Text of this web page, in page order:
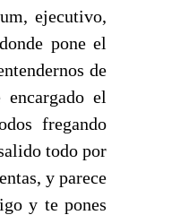
ejecutivo,
pone el
de
el
fregando
todo por
y parece
y te pones